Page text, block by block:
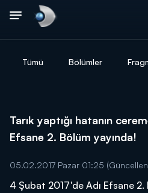
Tümü Bölümler
Tarık yaptığı hatanın
Efsane 2. Bölüm yayında!
05.02.2017 Pazar 01:25
4 Şubat 2017'de Adı Efsane